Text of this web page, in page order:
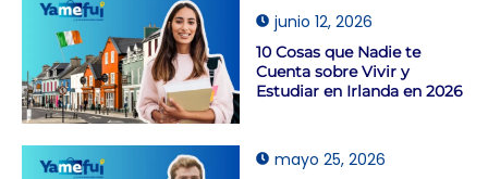
junio 12, 2026
10 Cosas que Nadie te
Cuenta sobre Vivir y
Estudiar en Irlanda en 2026
mayo 25, 2026